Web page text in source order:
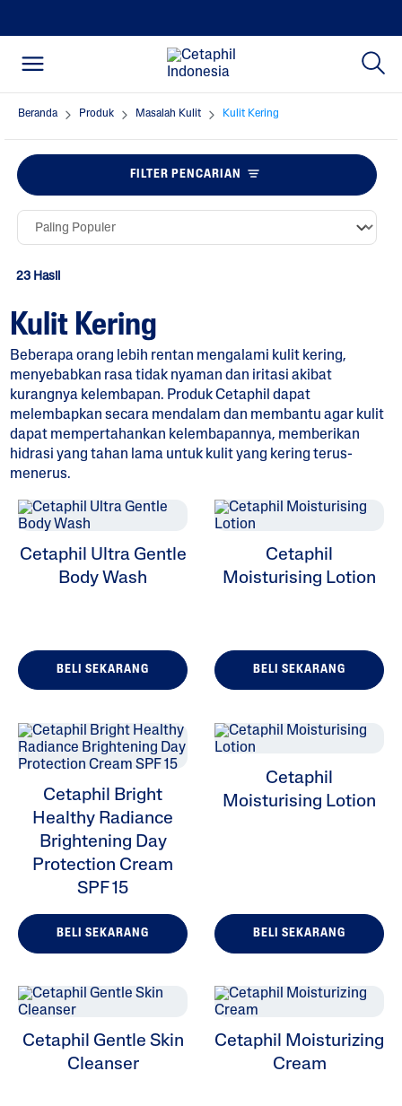
Beranda Produk Masalah Kulit Kulit Kering
FILTER PENCARIAN
ALL FILTERS
Pelembap
Jenis Kulit
Jajaran Produk
23 Hasil
Kulit Kering
Beberapa orang lebih rentan mengalami kulit kering,
menyebabkan rasa tidak nyaman dan iritasi akibat
kurangnya kelembapan. Produk Cetaphil dapat
melembapkan secara mendalam dan membantu agar kulit
dapat mempertahankan kelembapannya, memberikan
hidrasi yang tahan lama untuk kulit yang kering terus-
menerus.
Cetaphil Ultra Gentle
Body Wash
BELI SEKARANG
Cetaphil
Moisturising Lotion
BELI SEKARANG
Cetaphil Bright
Healthy Radiance
Brightening Day
Protection Cream
SPF 15
BELI SEKARANG
Cetaphil
Moisturising Lotion
BELI SEKARANG
Cetaphil Gentle Skin
Cleanser
Cetaphil Moisturizing
Cream